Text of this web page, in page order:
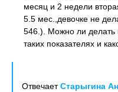
месяц и 2 недели
5.5 мес.,девочке не
546.). Можно ли делать
таких показателях и
ОтвечаетСтарыгина